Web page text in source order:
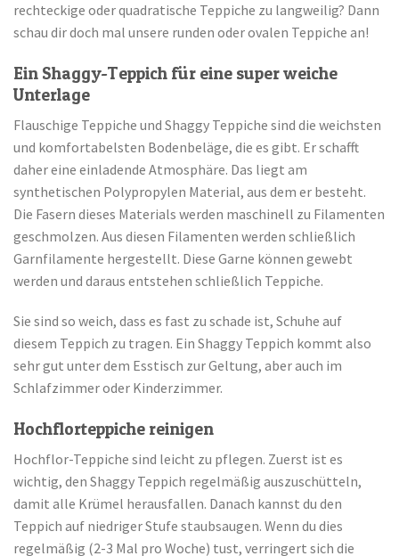
rechteckige oder quadratische Teppiche zu langweilig? Dann
schau dir doch mal unsere runden oder ovalen Teppiche an!
Ein Shaggy-Teppich für eine super weiche
Unterlage
Flauschige Teppiche und Shaggy Teppiche sind die weichsten
und komfortabelsten Bodenbeläge, die es gibt. Er schafft
daher eine einladende Atmosphäre. Das liegt am
synthetischen Polypropylen Material, aus dem er besteht.
Die Fasern dieses Materials werden maschinell zu Filamenten
geschmolzen. Aus diesen Filamenten werden schließlich
Garnfilamente hergestellt. Diese Garne können gewebt
werden und daraus entstehen schließlich Teppiche.
Sie sind so weich, dass es fast zu schade ist, Schuhe auf
diesem Teppich zu tragen. Ein Shaggy Teppich kommt also
sehr gut unter dem Esstisch zur Geltung, aber auch im
Schlafzimmer oder Kinderzimmer.
Hochflorteppiche reinigen
Hochflor-Teppiche sind leicht zu pflegen. Zuerst ist es
wichtig, den Shaggy Teppich regelmäßig auszuschütteln,
damit alle Krümel herausfallen. Danach kannst du den
Teppich auf niedriger Stufe staubsaugen. Wenn du dies
regelmäßig (2-3 Mal pro Woche) tust, verringert sich die